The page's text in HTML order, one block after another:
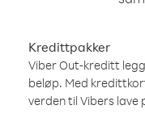
Kredittpakker
Viber Out-kreditt
beløp. Med
verden til Vibers lave